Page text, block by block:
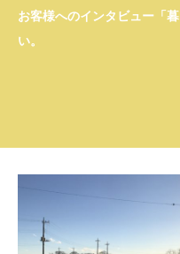
お客様へのインタビュー「
い。